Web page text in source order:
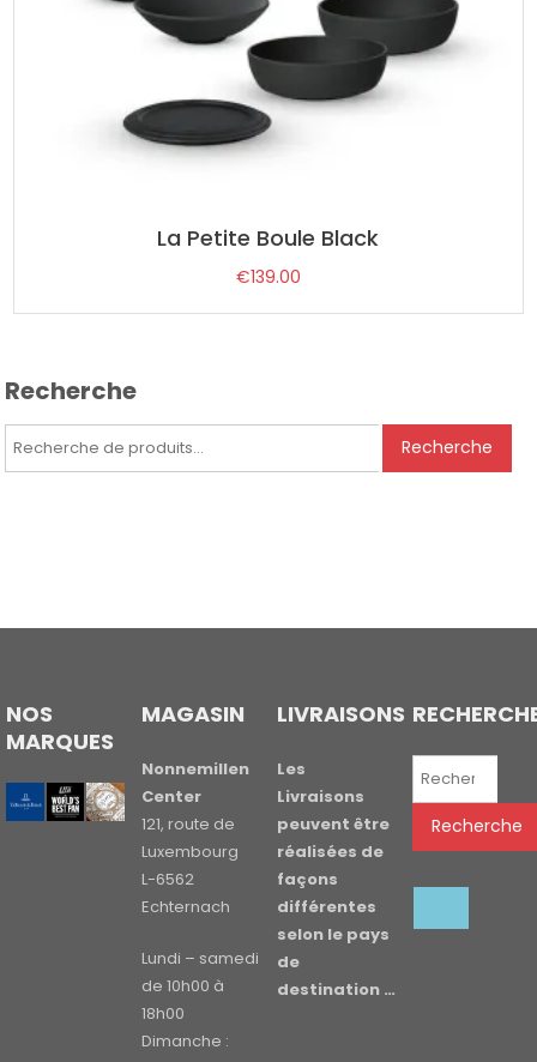
La Petite Boule Black
€139.00
Recherche
Recherche
Recherche
NOS
MARQUES
MAGASIN
Nonnemillen
Center
121, route de
Luxembourg
L-6562
Echternach
Lundi – samedi
de 10h00 à
18h00
Dimanche :
LIVRAISONS
Les
Livraisons
peuvent être
réalisées de
façons
différentes
selon le pays
de
destination …
Recherche
Recherche